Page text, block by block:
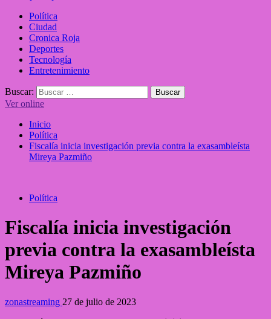
Política
Ciudad
Cronica Roja
Deportes
Tecnología
Entretenimiento
Buscar:
Ver online
Inicio
Política
Fiscalía inicia investigación previa contra la exasambleísta
Mireya Pazmiño
Política
Fiscalía inicia investigación
previa contra la exasambleísta
Mireya Pazmiño
zonastreaming 27 de julio de 2023